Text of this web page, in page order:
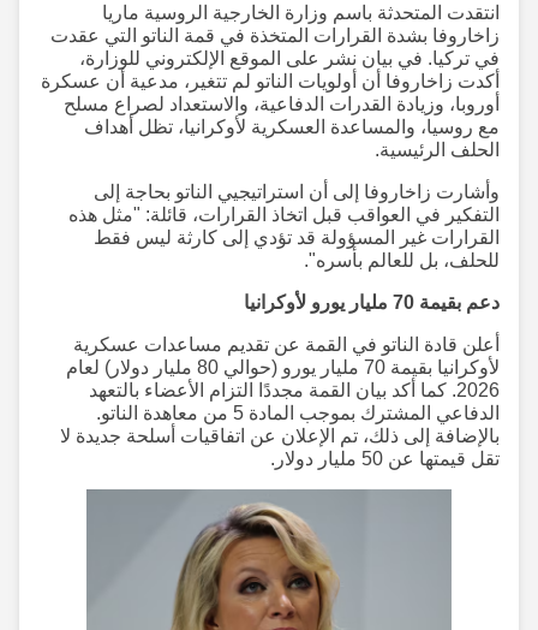
انتقدت المتحدثة باسم وزارة الخارجية الروسية ماريا
زاخاروفا بشدة القرارات المتخذة في قمة الناتو التي عقدت
في تركيا. في بيان نشر على الموقع الإلكتروني للوزارة،
أكدت زاخاروفا أن أولويات الناتو لم تتغير، مدعية أن عسكرة
أوروبا، وزيادة القدرات الدفاعية، والاستعداد لصراع مسلح
مع روسيا، والمساعدة العسكرية لأوكرانيا، تظل أهداف
الحلف الرئيسية.
وأشارت زاخاروفا إلى أن استراتيجيي الناتو بحاجة إلى
التفكير في العواقب قبل اتخاذ القرارات، قائلة: "مثل هذه
القرارات غير المسؤولة قد تؤدي إلى كارثة ليس فقط
للحلف، بل للعالم بأسره".
دعم بقيمة 70 مليار يورو لأوكرانيا
أعلن قادة الناتو في القمة عن تقديم مساعدات عسكرية
لأوكرانيا بقيمة 70 مليار يورو (حوالي 80 مليار دولار) لعام
2026. كما أكد بيان القمة مجددًا التزام الأعضاء بالتعهد
الدفاعي المشترك بموجب المادة 5 من معاهدة الناتو.
بالإضافة إلى ذلك، تم الإعلان عن اتفاقيات أسلحة جديدة لا
تقل قيمتها عن 50 مليار دولار.